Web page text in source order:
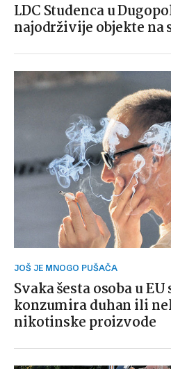
LDC Studenca u
najodrživije objekte na
JOŠ JE MNOGO PUŠAČA
Svaka šesta osoba u
konzumira duhan ili
nikotinske proizvode